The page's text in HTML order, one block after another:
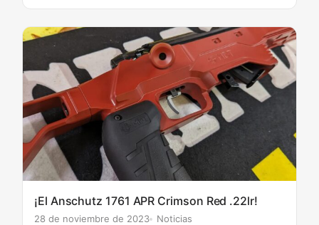
¡El Anschutz 1761 APR Crimson Red .22lr!
28 de noviembre de 2023 Noticias